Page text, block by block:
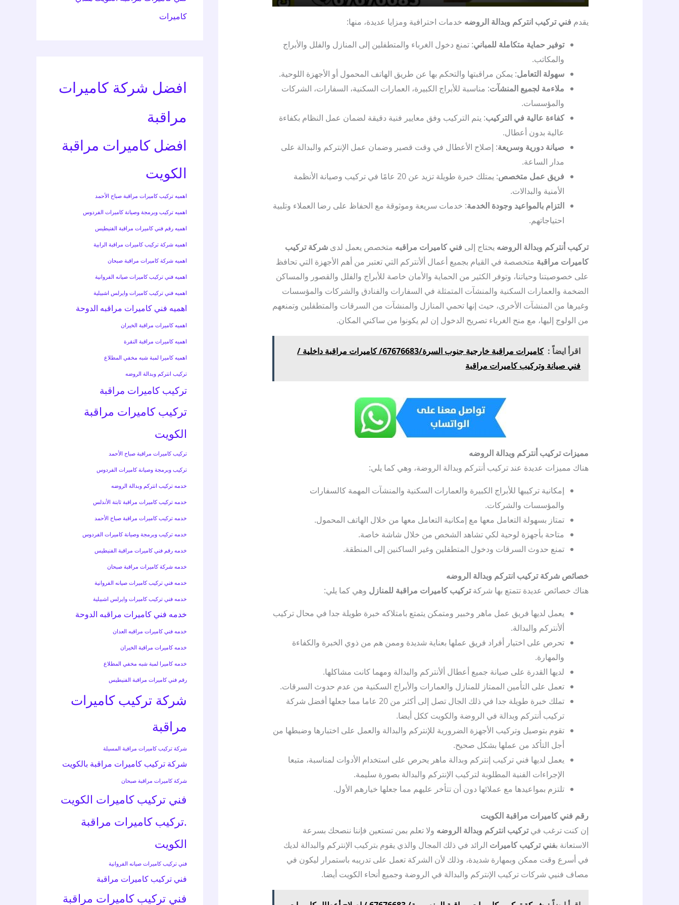
يقدم فني تركيب انتركم وبدالة الروضه خدمات احترافية ومزايا عديدة، منها:
توفير حماية متكاملة للمباني: تمنع دخول الغرباء والمتطفلين إلى المنازل والفلل والأبراج
والمكاتب.
سهولة التعامل: يمكن مراقبتها والتحكم بها عن طريق الهاتف المحمول أو الأجهزة اللوحية.
ملاءمة لجميع المنشآت: مناسبة للأبراج الكبيرة، العمارات السكنية، السفارات، الشركات
والمؤسسات.
كفاءة عالية في التركيب: يتم التركيب وفق معايير فنية دقيقة لضمان عمل النظام بكفاءة
عالية بدون أعطال.
صيانة دورية وسريعة: إصلاح الأعطال في وقت قصير وضمان عمل الإنتركم والبدالة على
مدار الساعة.
فريق عمل متخصص
: يمتلك خبرة طويلة تزيد عن 20 عامًا في تركيب وصيانة الأنظمة
الأمنية والبدالات.
التزام بالمواعيد وجودة الخدمة: خدمات سريعة وموثوقة مع الحفاظ على رضا العملاء وتلبية
احتياجاتهم.
تركيب أنتركم وبدالة الروضه يحتاج إلى فني كاميرات مراقبه متخصص يعمل لدى شركة تركيب
كاميرات مراقبة متخصصة في القيام بجميع أعمال ألأنتركم التي تعتبر من أهم الأجهزة التي تحافظ
على خصوصيتنا وحياتنا، وتوفر الكثير من الحماية والأمان خاصة للأبراج والفلل والقصور والمساكن
الضخمة والعمارات السكنية والمنشآت المتمثلة في السفارات والفنادق والشركات والمؤسسات
وغيرها من المنشآت الأخرى، حيث إنها تحمي المنازل والمنشآت من السرقات والمتطفلين وتمنعهم
من الولوج إليها، مع منح الغرباء تصريح الدخول إن لم يكونوا من ساكني المكان.
اقرأ ايضاً :
كاميرات مراقبة خارجية جنوب السرة/67676683/ كاميرات مراقبة داخلية /
فني صيانة وتركيب كاميرات مراقبة
مميزات تركيب أنتركم وبدالة الروضه
هناك مميزات عديدة عند تركيب أنتركم وبدالة الروضة، وهي كما يلي:
إمكانية تركيبها للأبراج الكبيرة والعمارات السكنية والمنشآت المهمة كالسفارات
والمؤسسات والشركات.
تمتاز بسهولة التعامل معها مع إمكانية التعامل معها من خلال الهاتف المحمول.
متاحة بأجهزة لوحية لكي تشاهد الشخص من خلال شاشة خاصة.
تمنع حدوث السرقات ودخول المتطفلين وغير الساكنين إلى المنطقة.
خصائص شركة تركيب انتركم وبدالة الروضه
هناك خصائص عديدة تتمتع بها شركةتركيب كاميرات مراقبة للمنازل وهي كما يلي:
يعمل لديها فريق عمل ماهر وخبير ومتمكن يتمتع بامتلاكه خبرة طويلة جدا في محال تركيب
ألأنتركم والبدالة.
تحرص على اختيار أفراد فريق عملها بعناية شديدة وممن هم من ذوي الخبرة والكفاءة
والمهارة.
لديها القدرة على صيانة جميع أعطال ألأنتركم والبدالة ومهما كانت مشاكلها.
تعمل على التأمين الممتاز للمنازل والعمارات والأبراج السكنية من عدم حدوث السرقات.
تملك خبرة طويلة جدا في ذلك الجال تصل إلى أكثر من 20 عاما مما جعلها أفضل شركة
تركيب أنتركم وبدالة في الروضة والكويت ككل أيضا.
تقوم بتوصيل وتركيب الأجهزة الضرورية للإنتركم والبدالة والعمل على اختبارها وضبطها من
أجل التأكد من عملها بشكل صحيح.
يعمل لديها فني تركيب إنتركم وبدالة ماهر يحرص على استخدام الأدوات لمناسبة، متبعا
الإجراءات الفنية المطلوبة لتركيب الإنتركم والبدالة بصورة سليمة.
تلتزم بمواعيدها مع عملائها دون أن تتأخر عليهم مما جعلها خيارهم الأول.
رقم فني كاميرات مراقبة الكويت
إن كنت ترغب فيتركيب انتركم وبدالة الروضه ولا تعلم بمن تستعين فإننا ننصحك بسرعة
الاستعانة بفني تركيب كاميرات الرائد في ذلك المجال والذي يقوم بتركيب الإنتركم والبدالة لديك
في أسرع وقت ممكن وبمهارة شديدة، وذلك لأن الشركة تعمل على تدريبه باستمرار ليكون في
مصاف فنيي شركات تركيب الإنتركم والبدالة في الروضة وجميع أنحاء الكويت أيضا.
كاميرات
افضل شركة كاميرات
مراقبة
افضل كاميرات مراقبة
الكويت
اهميه تركيب كاميرات مراقبة صباح الأحمد
اهميه تركيب وبرمجة وصيانة كاميرات الفردوس
اهميه رقم فني كاميرات مراقبة الفنيطيس
اهميه شركة تركيب كاميرات مراقبة الرابية
اهميه شركة كاميرات مراقبة صبحان
اهميه فني تركيب كاميرات صيانه الفروانية
اهميه فني تركيب كاميرات وايرلس اشبيلية
اهميه فني كاميرات مراقبه الدوحة
اهميه كاميرات مراقبة الخيران
اهميه كاميرات مراقبة النقرة
اهميه كاميرا لمبة شبه مخفي المطلاع
تركيب انتركم وبدالة الروضه
تركيب كاميرات مراقبة
تركيب كاميرات مراقبة
الكويت
تركيب كاميرات مراقبة صباح الأحمد
تركيب وبرمجة وصيانة كاميرات الفردوس
خدمه تركيب انتركم وبدالة الروضه
خدمه تركيب كاميرات مراقبة ثابتة الأندلس
خدمه تركيب كاميرات مراقبة صباح الأحمد
خدمه تركيب وبرمجة وصيانة كاميرات الفردوس
خدمه رقم فني كاميرات مراقبة الفنيطيس
خدمه شركة كاميرات مراقبة صبحان
خدمه فني تركيب كاميرات صيانه الفروانية
خدمه فني تركيب كاميرات وايرلس اشبيلية
خدمه فني كاميرات مراقبه الدوحة
خدمه فني كاميرات مراقبه العدان
خدمه كاميرات مراقبة الخيران
خدمه كاميرا لمبة شبه مخفي المطلاع
رقم فني كاميرات مراقبة الفنيطيس
شركة تركيب كاميرات
مراقبة
شركة تركيب كاميرات مراقبة المسيلة
شركة تركيب كاميرات مراقبة بالكويت
شركة كاميرات مراقبة صبحان
فني تركيب كاميرات الكويت
.تركيب كاميرات مراقبة
الكويت
فني تركيب كاميرات صيانه الفروانية
فني تركيب كاميرات مراقبة
فني تركيب كاميرات مراقبة